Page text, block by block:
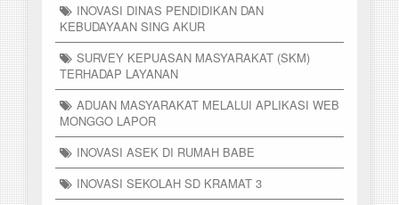
INOVASI DINAS PENDIDIKAN DAN
KEBUDAYAAN SING AKUR
SURVEY KEPUASAN MASYARAKAT (SKM)
TERHADAP LAYANAN
ADUAN MASYARAKAT MELALUI APLIKASI WEB
MONGGO LAPOR
INOVASI ASEK DI RUMAH BABE
INOVASI SEKOLAH SD KRAMAT 3